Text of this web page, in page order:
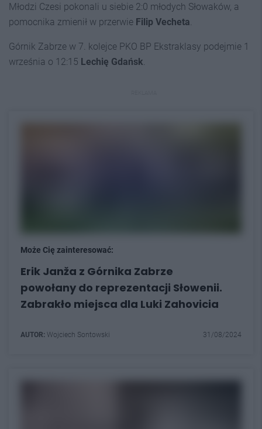
Młodzi Czesi pokonali u siebie 2:0 młodych Słowaków, a
pomocnika zmienił w przerwie Filip Vecheta
Górnik Zabrze w 7. kolejce PKO BP Ekstraklasy podejmie 1
września o 12:15 Lechię Gdańsk
Może Cię zainteresować:
Erik Janža z Górnika Zabrze
powołany do reprezentacji Słowenii.
Zabrakło miejsca dla Luki Zahovicia
AUTOR: Wojciech Sontowski 31/08/2024